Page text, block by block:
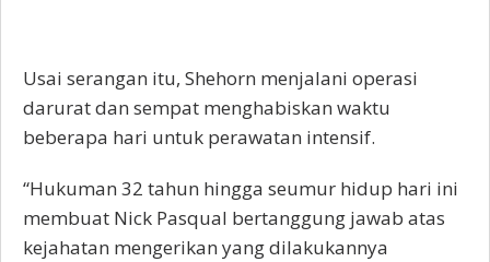
Usai serangan itu, Shehorn menjalani operasi
darurat dan sempat menghabiskan waktu
beberapa hari untuk perawatan intensif.
“Hukuman 32 tahun hingga seumur hidup hari ini
membuat Nick Pasqual bertanggung jawab atas
kejahatan mengerikan yang dilakukannya